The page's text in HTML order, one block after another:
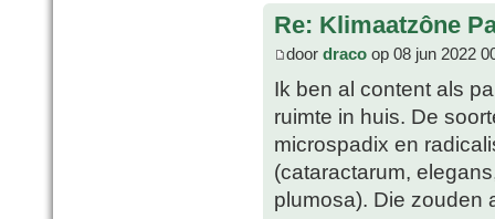
Re: Klimaatzône
door draco op 08 jun 2022
Ik ben al content als
ruimte in huis. De
microspadix en
(cataractarum,
plumosa). Die zouden